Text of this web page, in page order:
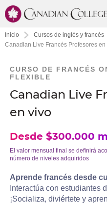
Inicio Cursos de inglés y francés
Canadian Live Francés Profesores en
CURSO DE FRANCÉS
FLEXIBLE
Canadian Live
en vivo
Desde $300.000
El valor mensual final se definirá
número de niveles adquiridos
Aprende francés desde
Interactúa con estudiantes
¡Socializa, diviértete y